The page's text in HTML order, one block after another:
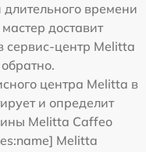
времени
доставит
сервис-центр Melitta
центра Melitta в
и определит
Melitta Caffeo
Melitta